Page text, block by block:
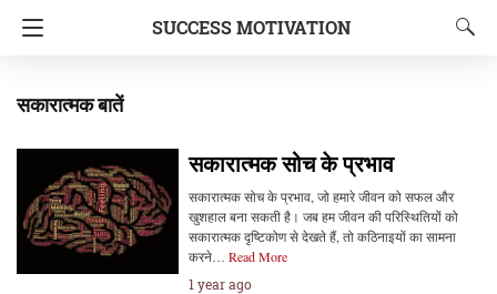
SUCCESS MOTIVATION
सकारात्मक बातें
सकारात्मक सोच के प्रभाव
सकारात्मक सोच के प्रभाव, जो हमारे जीवन को सफल और
खुशहाल बना सकती है। जब हम जीवन की परिस्थितियों को
सकारात्मक दृष्टिकोण से देखते हैं, तो कठिनाइयों का सामना
करने… Read More
1 year ago